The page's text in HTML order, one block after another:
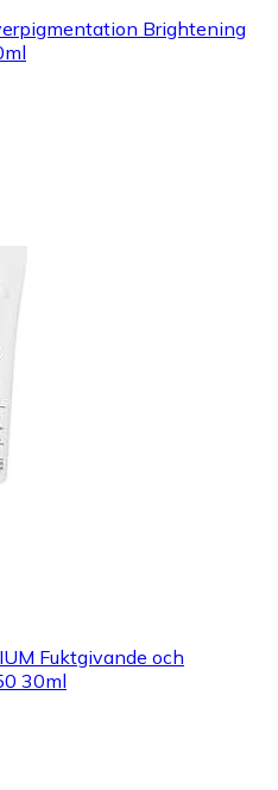
Brightening
Fuktgivande och
30ml